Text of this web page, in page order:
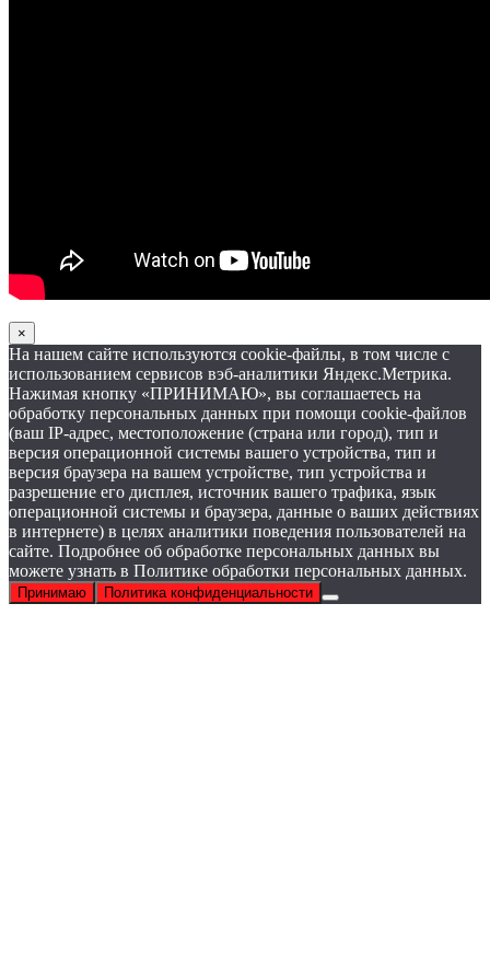
×
На нашем сайте используются cookie-файлы, в том числе с
использованием сервисов вэб-аналитики Яндекс.Метрика.
Нажимая кнопку «ПРИНИМАЮ», вы соглашаетесь на
обработку персональных данных при помощи cookie-файлов
(ваш IP-адрес, местоположение (страна или город), тип и
версия операционной системы вашего устройства, тип и
версия браузера на вашем устройстве, тип устройства и
разрешение его дисплея, источник вашего трафика, язык
операционной системы и браузера, данные о ваших действиях
в интернете) в целях аналитики поведения пользователей на
сайте. Подробнее об обработке персональных данных вы
можете узнать в Политике обработки персональных данных.
Принимаю Политика конфиденциальности